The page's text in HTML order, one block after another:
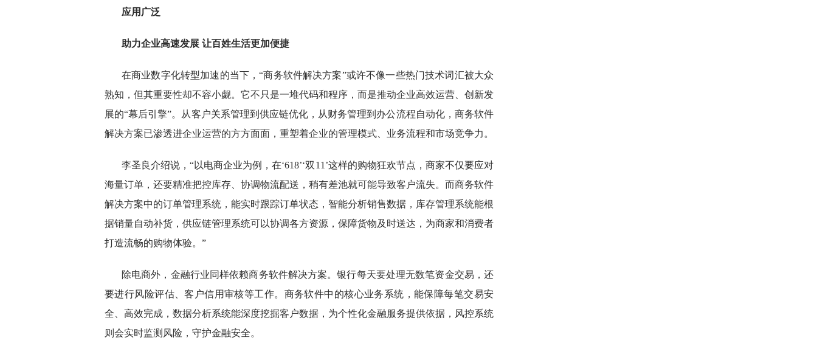
应用广泛
助力企业高速发展 让百姓生活更加便捷
在商业数字化转型加速的当下，“商务软件解决方案”或许不像一些热门技术词汇被大众
熟知，但其重要性却不容小觑。它不只是一堆代码和程序，而是推动企业高效运营、创新发
展的“幕后引擎”。从客户关系管理到供应链优化，从财务管理到办公流程自动化，商务软件
解决方案已渗透进企业运营的方方面面，重塑着企业的管理模式、业务流程和市场竞争力。
李圣良介绍说，“以电商企业为例，在‘618’‘双11’这样的购物狂欢节点，商家不仅要应对
海量订单，还要精准把控库存、协调物流配送，稍有差池就可能导致客户流失。而商务软件
解决方案中的订单管理系统，能实时跟踪订单状态，智能分析销售数据，库存管理系统能根
据销量自动补货，供应链管理系统可以协调各方资源，保障货物及时送达，为商家和消费者
打造流畅的购物体验。”
除电商外，金融行业同样依赖商务软件解决方案。银行每天要处理无数笔资金交易，还
要进行风险评估、客户信用审核等工作。商务软件中的核心业务系统，能保障每笔交易安
全、高效完成，数据分析系统能深度挖掘客户数据，为个性化金融服务提供依据，风控系统
则会实时监测风险，守护金融安全。